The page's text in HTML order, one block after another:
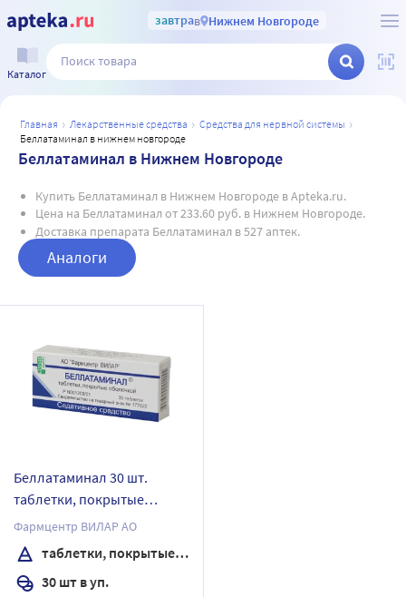
завтрав Нижнем Новгороде
Каталог
главная лекарственные средства
средства для нервной системы
беллатаминал в нижнем новгороде
Беллатаминал в Нижнем Новгороде
Купить Беллатаминал в Нижнем Новгороде в Apteka.ru.
Цена на Беллатаминал от 233.60 руб. в Нижнем Новгороде.
Доставка препарата Беллатаминал в 527 аптек.
Аналоги
Беллатаминал 30 шт.
таблетки, покрытые
оболочкой
Фармцентр ВИЛАР АО
таблетки, покрытые оболочкой
30 шт в уп.